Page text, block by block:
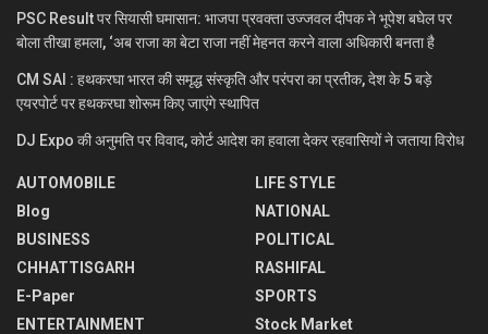
PSC Result पर सियासी घमासान: भाजपा प्रवक्ता उज्जवल दीपक ने भूपेश बघेल पर
बोला तीखा हमला, ‘अब राजा का बेटा राजा नहीं मेहनत करने वाला अधिकारी बनता है
CM SAI : हथकरघा भारत की समृद्ध संस्कृति और परंपरा का प्रतीक, देश के 5 बड़े
एयरपोर्ट पर हथकरघा शोरूम किए जाएंगे स्थापित
DJ Expo की अनुमति पर विवाद, कोर्ट आदेश का हवाला देकर रहवासियों ने जताया विरोध
AUTOMOBILE
Blog
BUSINESS
CHHATTISGARH
E-Paper
ENTERTAINMENT
LIFE STYLE
NATIONAL
POLITICAL
RASHIFAL
SPORTS
Stock Market